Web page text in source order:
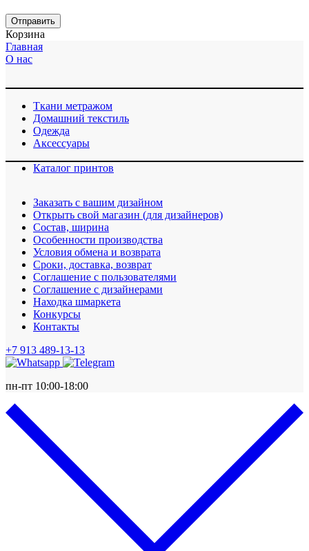
Отправить
Корзина
Главная
О нас
Ткани метражом
Домашний текстиль
Одежда
Аксессуары
Каталог принтов
Заказать с вашим дизайном
Открыть свой магазин (для дизайнеров)
Cостав, ширина
Особенности производства
Условия обмена и возврата
Сроки, доставка, возврат
Соглашение с пользователями
Соглашение с дизайнерами
Находка шмаркета
Конкурсы
Контакты
+7 913 489-13-13
пн-пт 10:00-18:00